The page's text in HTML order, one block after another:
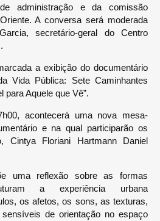
administração e da comissão
A conversa será moderada
secretário-geral do Centro
a exibição do documentário
Vida Pública: Sete Caminhantes
Aquele que Vê”.
acontecerá uma nova mesa-
e na qual participarão os
Cintya Floriani Hartmann Daniel
uma reflexão sobre as formas
a experiência urbana
os afetos, os sons, as texturas,
de orientação no espaço